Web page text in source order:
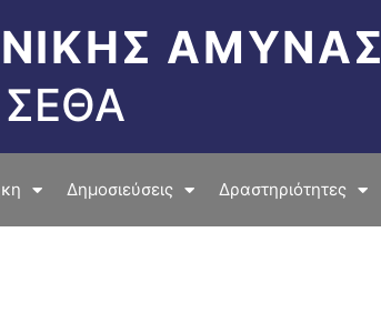
ΑΜΥΝΑΣ
ΣΕΘΑ
Δημοσιεύσεις Δραστηριότητες